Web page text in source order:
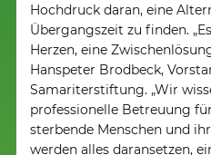
Hochdruck daran, eine
Übergangszeit zu finden.
Herzen, eine
Hanspeter Brodbeck,
Samariterstiftung. „Wir
professionelle Betreuung
sterbende Menschen und
werden alles daransetzen,